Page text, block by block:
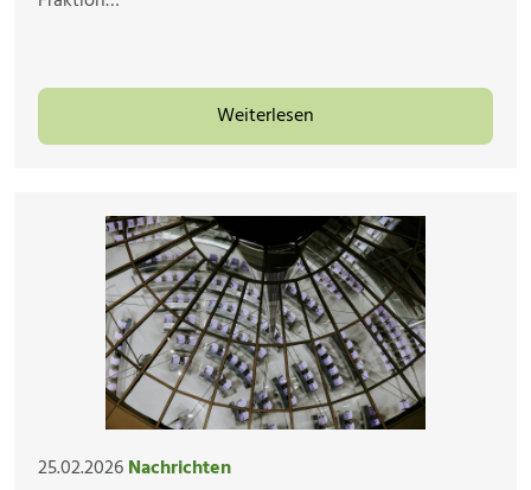
Weiterlesen
25.02.2026Nachrichten